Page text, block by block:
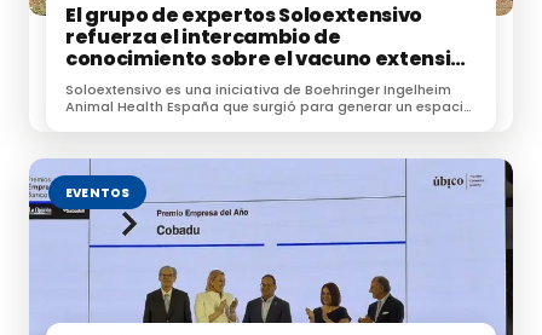
El grupo de expertos Soloextensivo
refuerza el intercambio de
conocimiento sobre el vacuno extensivo
en su encuentro anual
Soloextensivo es una iniciativa de Boehringer Ingelheim
Animal Health España que surgió para generar un espacio
EVENTOS